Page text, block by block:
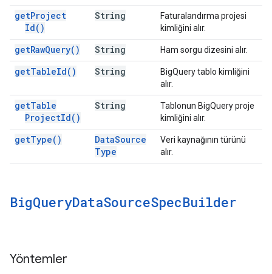
getProject
Id( )
String
Faturalandırma projesi
kimliğini alır.
getRawQuery( ) String Ham sorgu dizesini alır.
getTableId( ) String
BigQuery tablo kimliğini
alır.
getTable
ProjectId( )
String
Tablonun BigQuery proje
kimliğini alır.
getType( ) DataSource
Type
Veri kaynağının türünü
alır.
BigQueryDataSourceSpecBuilder
Yöntemler